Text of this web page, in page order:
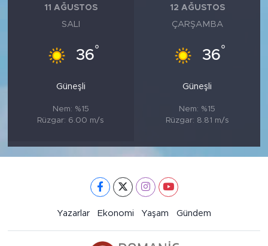
11 AĞUSTOS
SALI
36°
Güneşli
Nem: %15
Rüzgar: 6.00 m/s
12 AĞUSTOS
ÇARŞAMBA
36°
Güneşli
Nem: %15
Rüzgar: 8.81 m/s
Yazarlar Ekonomi Yaşam Gündem